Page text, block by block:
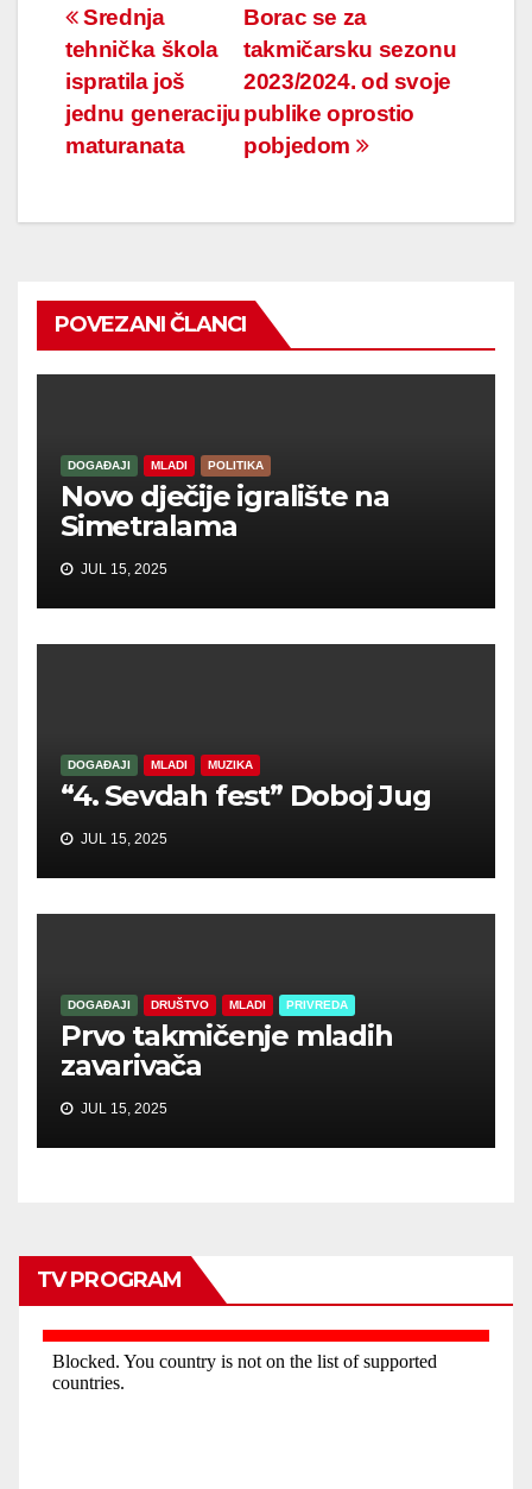
Navigacija
članaka
Borac se za
takmičarsku sezonu
2023/2024. od svoje
publike oprostio
pobjedom
Srednja
tehnička škola
ispratila još
jednu generaciju
maturanata
POVEZANI ČLANCI
DOGAĐAJI MLADI POLITIKA
Novo dječije igralište na
Simetralama
JUL 15, 2025
DOGAĐAJI MLADI MUZIKA
“4. Sevdah fest” Doboj Jug
JUL 15, 2025
DOGAĐAJI DRUŠTVO MLADI PRIVREDA
Prvo takmičenje mladih
zavarivača
JUL 15, 2025
TV PROGRAM